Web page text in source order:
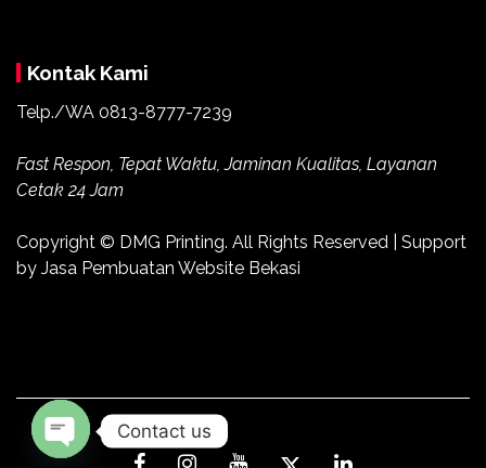
Kontak Kami
Telp./WA 0813-8777-7239
Fast Respon, Tepat Waktu, Jaminan Kualitas, Layanan
Cetak 24 Jam
Copyright © DMG Printing. All Rights Reserved | Support
by Jasa Pembuatan Website Bekasi
Contact us